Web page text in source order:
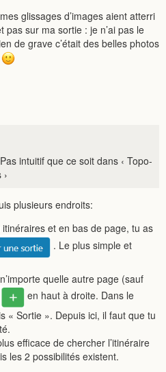
glissages d’images aient atterri
sur ma sortie : je n’ai pas le
de grave c’était des belles photos
intuitif que ce soit dans ‹ Topo-
plusieurs endroits:
et en bas de page, tu as
. Le plus simple et
quelle autre page (sauf
en haut à droite. Dans le
« Sortie ». Depuis ici, il faut que tu
efficace de chercher l’itinéraire
les 2 possibilités existent.